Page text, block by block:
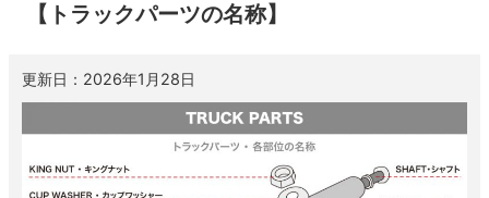
【トラックパーツの名称】
更新日： 2026年1月28日
サイズからデッキを選ぶ
7.5inch
7.6inch
7.7inch
トラック
適合デッキサイズから選ぶ
7.6inch
7.7inch
7.8inch
ウィール
ウィールをサイズから選ぶ
54mm
55mm
56mm
スピットファイヤー F4（フォーミュラフォ
ー）
ボーンズ XF（エックスフォーミュラ）
シューズをサイズから選ぶ
23cm
23.5cm
24cm
サンダル
インソール
シューレース・その他
ジャケット
パーカー
トレーナー・セーター
徹底解析
スタッフおすすめアイテム
ブランド紹介
INFO
スタッフ紹介
カリフォルニアストリートの歴史
求人情報
プライバシーポリシー